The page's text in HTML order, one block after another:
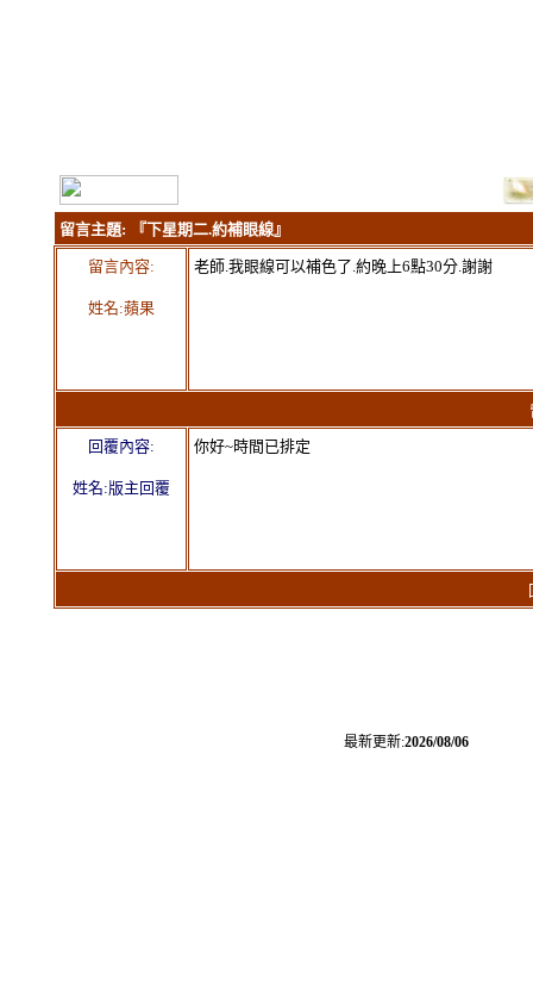
留言主題: 『下星期二.約補眼線』
留言內容:
姓名:蘋果
老師.我眼線可以補色了.約晚上6點30分.謝謝
回覆內容:
姓名:版主回覆
你好~時間已排定
最新更新:2026/08/06